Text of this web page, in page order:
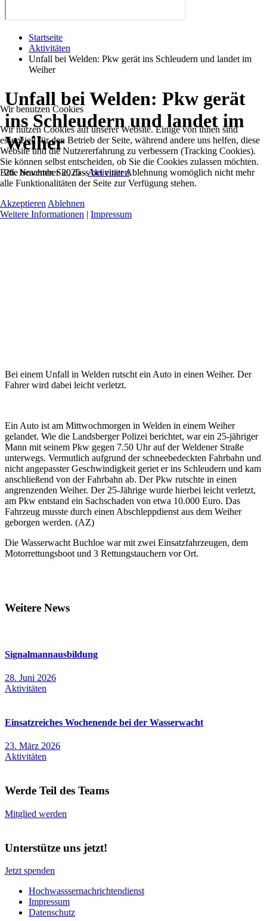
Startseite
Aktivitäten
Unfall bei Welden: Pkw gerät ins Schleudern und landet im
Weiher
Unfall bei Welden: Pkw gerät
ins Schleudern und landet im
Weiher
26. November 2025-Aktivitäten
Bei einem Unfall in Welden rutscht ein Auto in einen Weiher. Der
Fahrer wird dabei leicht verletzt.
Ein Auto ist am Mittwochmorgen in Welden in einem Weiher
gelandet. Wie die Landsberger Polizei berichtet, war ein 25-jähriger
Mann mit seinem Pkw gegen 7.50 Uhr auf der Weldener Straße
unterwegs. Vermutlich aufgrund der schneebedeckten Fahrbahn und
nicht angepasster Geschwindigkeit geriet er ins Schleudern und kam
anschließend von der Fahrbahn ab. Der Pkw rutschte in einen
angrenzenden Weiher. Der 25-Jährige wurde hierbei leicht verletzt,
am Pkw entstand ein Sachschaden von etwa 10.000 Euro. Das
Fahrzeug musste durch einen Abschleppdienst aus dem Weiher
geborgen werden. (AZ)
Die Wasserwacht Buchloe war mit zwei Einsatzfahrzeugen, dem
Motorrettungsboot und 3 Rettungstauchern vor Ort.
Weitere News
Signalmannausbildung
28. Juni 2026
Aktivitäten
Einsatzreiches Wochenende bei der Wasserwacht
23. März 2026
Aktivitäten
Werde Teil des Teams
Mitglied werden
Unterstütze uns jetzt!
Jetzt spenden
Hochwasssernachrichtendienst
Impressum
Datenschutz
Wir benutzen Cookies
Wir nutzen Cookies auf unserer Website. Einige von ihnen sind
essenziell für den Betrieb der Seite, während andere uns helfen, diese
Website und die Nutzererfahrung zu verbessern (Tracking Cookies).
Sie können selbst entscheiden, ob Sie die Cookies zulassen möchten.
Bitte beachten Sie, dass bei einer Ablehnung womöglich nicht mehr
alle Funktionalitäten der Seite zur Verfügung stehen.
Akzeptieren Ablehnen
Weitere Informationen | Impressum